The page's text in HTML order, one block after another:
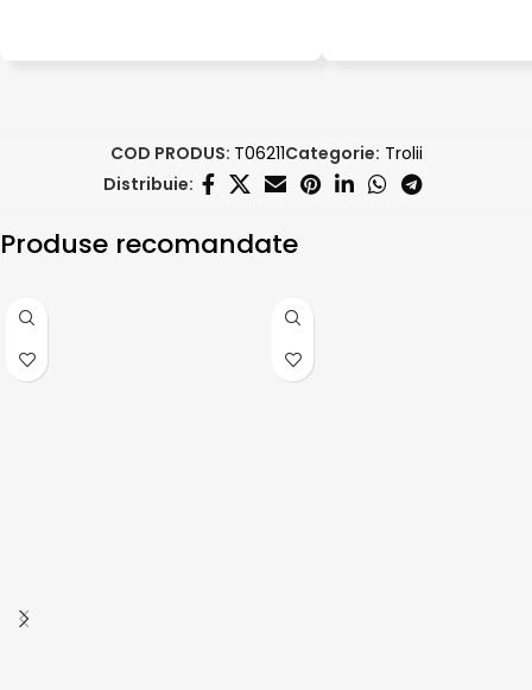
COD PRODUS: T06211Categorie: Trolii
Distribuie:
Produse recomandate